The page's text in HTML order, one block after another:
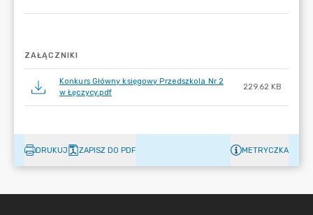
ZAŁĄCZNIKI
Konkurs Główny księgowy Przedszkola Nr 2
w Łęczycy.pdf
229.62 KB
DRUKUJ ZAPISZ DO PDF METRYCZKA